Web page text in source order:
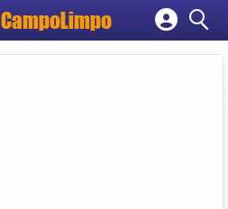
CampoLimpo
Cadastrar empresa